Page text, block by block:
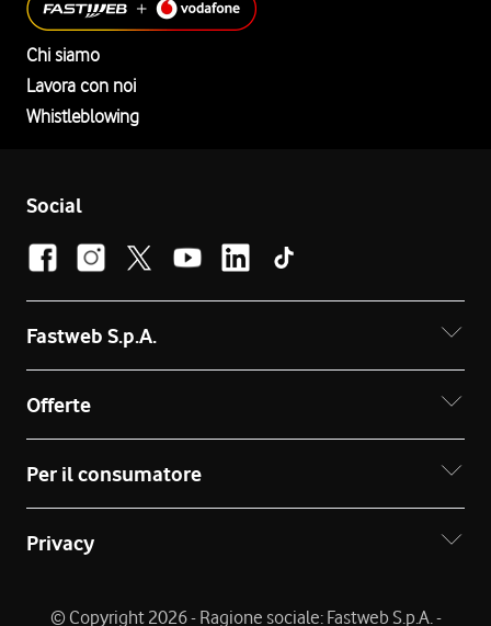
Chi siamo
Lavora con noi
Whistleblowing
Social
Fastweb S.p.A.
Offerte
Per il consumatore
Privacy
© Copyright 2026 - Ragione sociale: Fastweb S.p.A. -